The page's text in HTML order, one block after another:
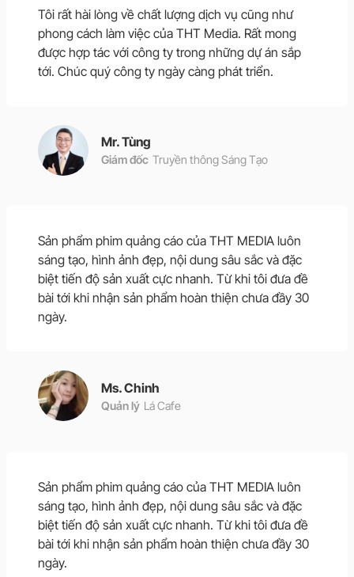
Tôi rất hài lòng về chất lượng dịch vụ cũng như
phong cách làm việc của THT Media. Rất mong
được hợp tác với công ty trong những dự án sắp
tới. Chúc quý công ty ngày càng phát triển.
Mr. Tùng
Giám đốc Truyền thông Sáng Tạo
Sản phẩm phim quảng cáo của THT MEDIA luôn
sáng tạo, hình ảnh đẹp, nội dung sâu sắc và đặc
biệt tiến độ sản xuất cực nhanh. Từ khi tôi đưa đề
bài tới khi nhận sản phẩm hoàn thiện chưa đầy 30
ngày.
Ms. Chinh
Quản lý Lá Cafe
Sản phẩm phim quảng cáo của THT MEDIA luôn
sáng tạo, hình ảnh đẹp, nội dung sâu sắc và đặc
biệt tiến độ sản xuất cực nhanh. Từ khi tôi đưa đề
bài tới khi nhận sản phẩm hoàn thiện chưa đầy 30
ngày.